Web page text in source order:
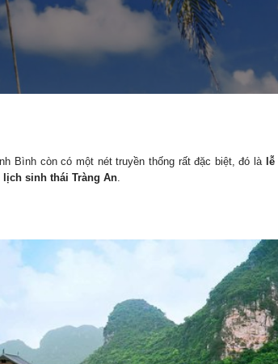
Bình còn có một nét truyền thống rất đặc biệt, đó là
lịch sinh thái Tràng An.